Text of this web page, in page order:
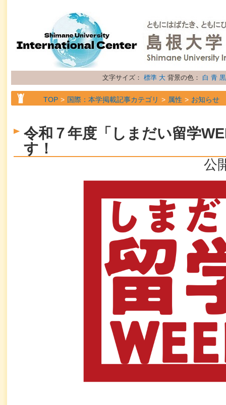
文字サイズ： 標準 大 背景の色： 白 青 黒
TOP 国際：本学掲載記事カテゴリ 属性 お知らせ
令和７年度「しまだい留学
す！
公